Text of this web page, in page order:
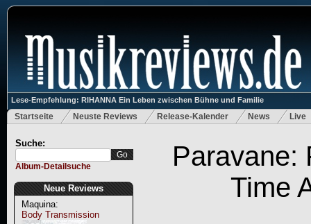
Lese-Empfehlung: RIHANNA Ein Leben zwischen Bühne und Familie
Startseite Neuste Reviews Release-Kalender News Live
Suche:
Album-Detailsuche
Neue Reviews
Maquina:
Body Transmission
Paravane:
Time